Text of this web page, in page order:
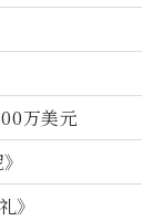
万美元
》